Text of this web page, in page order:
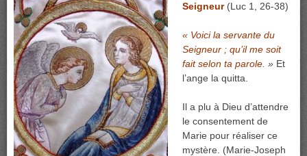
Seigneur (Luc 1, 26-38)
« Voici la servante du
Seigneur ; qu’il me soit
fait selon ta parole. » Et
l’ange la quitta.
Il a plu à Dieu d’attendre
le consentement de
Marie pour réaliser ce
mystère. (Marie-Joseph